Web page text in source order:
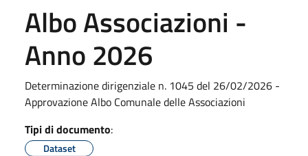
Albo Associazioni -
Anno 2026
Determinazione dirigenziale n. 1045 del 26/02/2026 -
Approvazione Albo Comunale delle Associazioni
Tipi di documento:
Dataset